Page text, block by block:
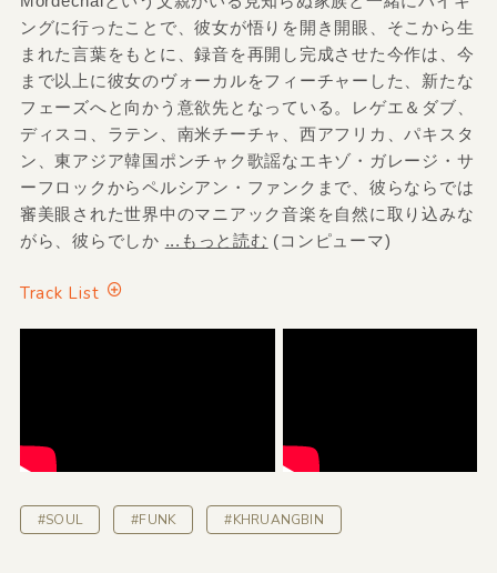
ングに行ったことで、彼女が悟りを開き開眼、そこから生
まれた言葉をもとに、録音を再開し完成させた今作は、今
まで以上に彼女のヴォーカルをフィーチャーした、新たな
フェーズへと向かう意欲先となっている。レゲエ＆ダブ、
ディスコ、ラテン、南米チーチャ、西アフリカ、パキスタ
ン、東アジア韓国ポンチャク歌謡なエキゾ・ガレージ・サ
ーフロックからペルシアン・ファンクまで、彼らならでは
審美眼された世界中のマニアック音楽を自然に取り込みな
がら、彼らでしか ...もっと読む (コンピューマ)
Track List
#SOUL #FUNK #KHRUANGBIN